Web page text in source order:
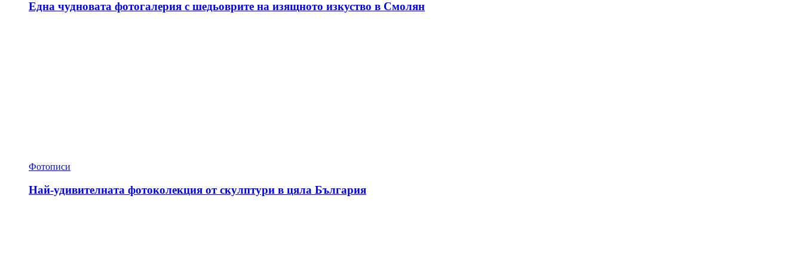
Една чудновата фотогалерия с шедьоврите на изящното изкуство в Смолян
Фотописи
Най-удивителната фотоколекция от скулптури в цяла България